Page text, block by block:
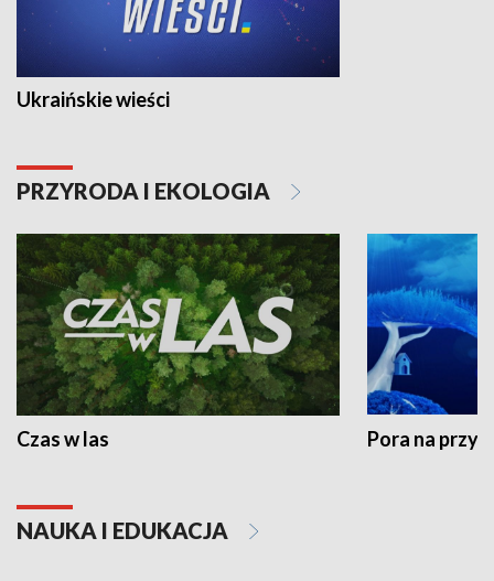
Ukraińskie wieści
PRZYRODA I EKOLOGIA
Czas w las Pora na
NAUKA I EDUKACJA